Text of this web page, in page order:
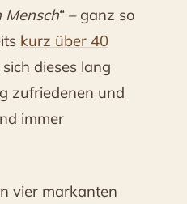
Mensch“ – ganz so
kurz über 40
dieses lang
zufriedenen und
immer
vier markanten